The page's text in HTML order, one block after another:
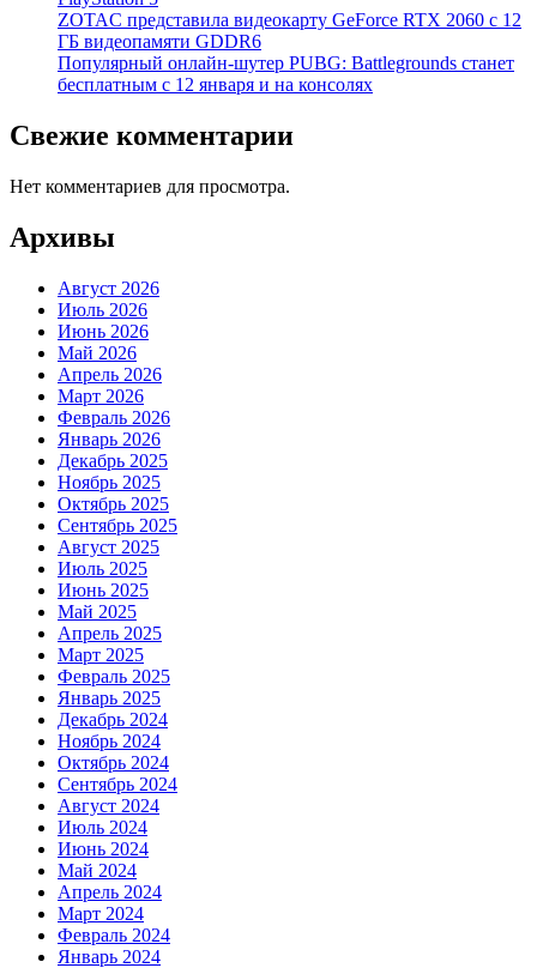
ZOTAC представила видеокарту GeForce RTX 2060 с 12
ГБ видеопамяти GDDR6
Популярный онлайн-шутер PUBG: Battlegrounds станет
бесплатным с 12 января и на консолях
Свежие комментарии
Нет комментариев для просмотра.
Архивы
Август 2026
Июль 2026
Июнь 2026
Май 2026
Апрель 2026
Март 2026
Февраль 2026
Январь 2026
Декабрь 2025
Ноябрь 2025
Октябрь 2025
Сентябрь 2025
Август 2025
Июль 2025
Июнь 2025
Май 2025
Апрель 2025
Март 2025
Февраль 2025
Январь 2025
Декабрь 2024
Ноябрь 2024
Октябрь 2024
Сентябрь 2024
Август 2024
Июль 2024
Июнь 2024
Май 2024
Апрель 2024
Март 2024
Февраль 2024
Январь 2024